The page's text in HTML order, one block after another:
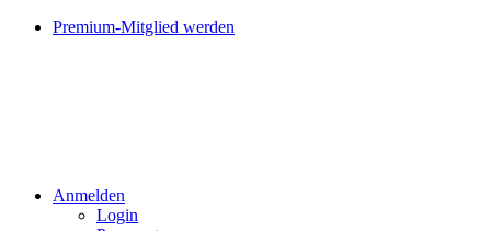
Premium-Mitglied werden
Anmelden
Login